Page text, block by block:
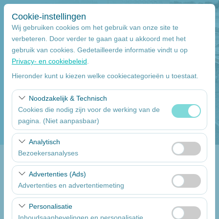
Cookie-instellingen
Wij gebruiken cookies om het gebruik van onze site te
verbeteren. Door verder te gaan gaat u akkoord met het
gebruik van cookies. Gedetailleerde informatie vindt u op
Privacy- en cookiebeleid
Hieronder kunt u kiezen welke cookiecategorieën u toestaat.
Noodzakelijk & Technisch
Cookies die nodig zijn voor de werking van de
pagina. (Niet aanpasbaar)
Deze cookies zijn noodzakelijk voor het correct
functioneren van de site, beveiliging, sessiebeheer en
basisfunctionaliteiten. Ze kunnen niet worden
uitgeschakeld.
Analytisch
Bezoekersanalyses
Deze cookies stellen ons in staat te analyseren hoe onze
website wordt gebruikt (aantal bezoekers, meest
bezochte pagina’s, gebruikersgedrag). Deze gegevens
worden gebruikt om de prestaties van de website te
meten en de gebruikerservaring voortdurend te
Advertenties (Ads)
Advertenties en advertentiemeting
Deze cookies stellen ons in staat om gepersonaliseerde
advertenties te tonen op basis van uw interesses en de
Personalisatie
Pickup Locatie
Mersin
Wilt u de auto inleveren op een ander locatie
Pickup datum
inlever datum & uur
Een lijst van de auto's